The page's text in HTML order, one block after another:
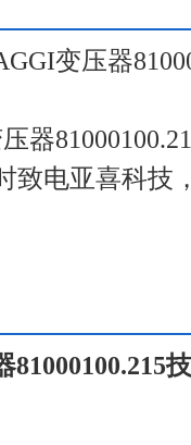
变压器
器
致电亚喜科技